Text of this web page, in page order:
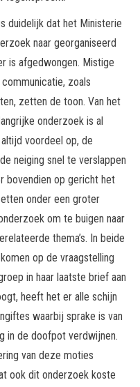
duidelijk dat het Ministerie
naar georganiseerd
is afgedwongen. Mistige
zoals
zetten de toon. Van het
onderzoek is al
voordeel op, de
neiging snel te verslappen
bovendien op gericht het
onder een groter
om te buigen naar
thema’s. In beide
op de vraagstelling
in haar laatste brief aan
heeft het er alle schijn
waarbij sprake is van
in de doofpot verdwijnen.
van deze moties
ook dit onderzoek koste